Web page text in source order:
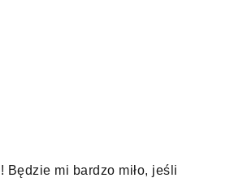
Będzie mi bardzo miło, jeśli